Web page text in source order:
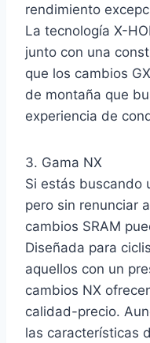
rendimiento
La tecnología X-
junto con una
que los cambios
de montaña que
experiencia de
3. Gama NX
Si estás buscando
pero sin renunciar
cambios SRAM
Diseñada para
aquellos con un
cambios NX
calidad-precio.
las características